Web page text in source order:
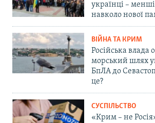
українці –
навколо нової
ВІЙНА ТА КРИМ
Російська влада
морський шлях
БпЛА до
це?
СУСПІЛЬСТВО
«Крим – не